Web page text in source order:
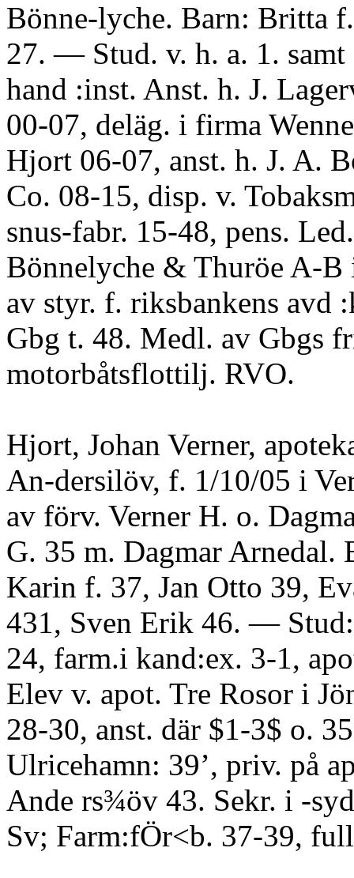
Bönne-lyche. Barn: Britta
27. — Stud. v. h. a. 1. samt
hand :inst. Anst. h. J.
00-07, deläg. i firma
Hjort 06-07, anst. h. J. A.
Co. 08-15, disp. v.
snus-fabr. 15-48, pens.
Bönnelyche & Thuröe A-
av styr. f. riksbankens avd
Gbg t. 48. Medl. av Gbgs
motorbåtsflottilj. RVO.
Hjort, Johan Verner,
An-dersilöv, f. 1/10/05 i
av förv. Verner H. o.
G. 35 m. Dagmar Arnedal.
Karin f. 37, Jan Otto 39,
431, Sven Erik 46. —
24, farm.i kand:ex. 3-1,
Elev v. apot. Tre Rosor i
28-30, anst. där $1-3$ o.
Ulricehamn: 39’, priv. på
Ande rs¾öv 43. Sekr. i -
Sv; Farm:fÖr<b. 37-39,